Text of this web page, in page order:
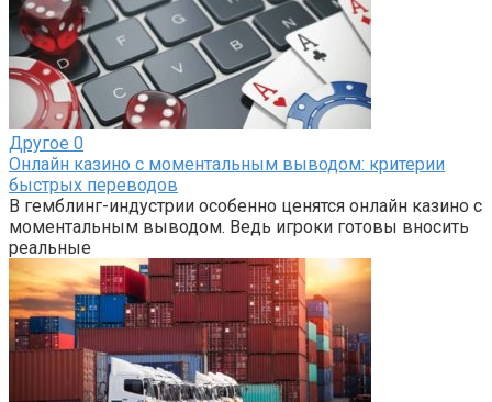
Другое 0
Онлайн казино с моментальным выводом: критерии
быстрых переводов
В гемблинг-индустрии особенно ценятся онлайн казино с
моментальным выводом. Ведь игроки готовы вносить
реальные